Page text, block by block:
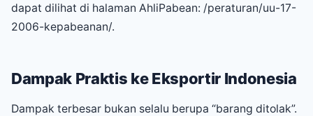
dapat dilihat di halaman AhliPabean: /peraturan/uu-17-
2006-kepabeanan/.
Dampak Praktis ke Eksportir Indonesia
Dampak terbesar bukan selalu berupa “barang ditolak”.